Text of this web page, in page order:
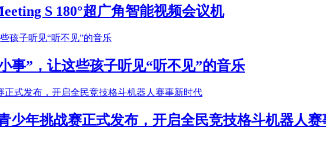
S 180°超广角智能视频会议机
事”，让这些孩子听见“听不见”的音乐
少年挑战赛正式发布，开启全民竞技格斗机器人赛